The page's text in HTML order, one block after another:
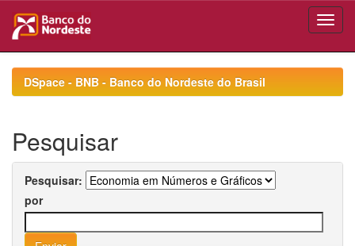
navigationDSpace - BNB - Banco do Nordeste do Brasil
Pesquisar
Pesquisar:
por